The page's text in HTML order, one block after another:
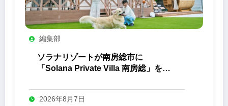
編集部
ソラナリゾートが南房総市に
「Solana Private Villa 南房総」を開
2026年8月7日